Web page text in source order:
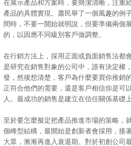
在展示產品和方案時，要簡潔清晰，注重
產品的具體實現。蕭民舉了一個風趣的例
間時，不要一開始就明說，但要準備兩個
的，以因應不同級別客戶做調整。
在行銷方法上，採用正面或負面銷售法都
是研究在銷售對象的公司中，誰有決定權
發，然後想清楚，客戶為什麼要買你推銷
正符合他們的需要，還是客戶相信你是可
人。最成功的銷售是建立在信任關係基礎上
至於要怎麼擬定把產品推進市場的策略，
個峰型結構，最開始是創新者會採用，接
大眾，漸漸再進入衰退期。對於初創公司